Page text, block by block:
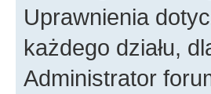
Uprawnienia
każdego działu,
Administrator